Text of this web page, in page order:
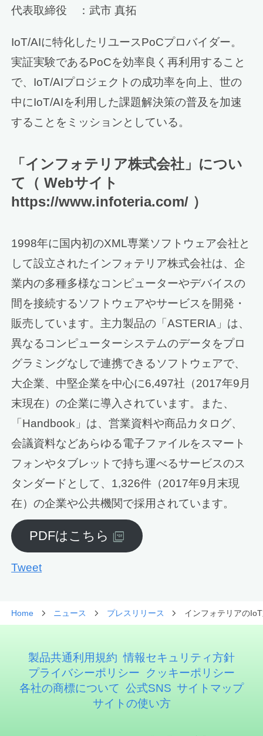
代表取締役 ：武市 真拓
IoT/AIに特化したリユースPoCプロバイダー。
実証実験であるPoCを効率良く再利用すること
で、IoT/AIプロジェクトの成功率を向上、世の
中にIoT/AIを利用した課題解決策の普及を加速
することをミッションとしている。
「インフォテリア株式会社」につい
て（ Webサイト
https://www.infoteria.com/ ）
1998年に国内初のXML専業ソフトウェア会社と
して設立されたインフォテリア株式会社は、企
業内の多種多様なコンピューターやデバイスの
間を接続するソフトウェアやサービスを開発・
販売しています。主力製品の「ASTERIA」は、
異なるコンピューターシステムのデータをプロ
グラミングなしで連携できるソフトウェアで、
大企業、中堅企業を中心に6,497社（2017年9月
末現在）の企業に導入されています。また、
「Handbook」は、営業資料や商品カタログ、
会議資料などあらゆる電子ファイルをスマート
フォンやタブレットで持ち運べるサービスのス
タンダードとして、1,326件（2017年9月末現
在）の企業や公共機関で採用されています。
PDFはこちら
Tweet
Home ニュース プレスリリース インフォテリアの
製品共通利用規約 情報セキュリティ方針
プライバシーポリシー
クッキーポリシー
各社の商標について 公式SNS サイトマップ
サイトの使い方